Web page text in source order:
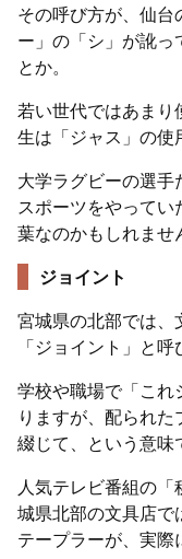
その呼び方が、仙
ー」の「シ」が訛
とか。
若い世代ではあま
生は「ジャス」の使
大学ラグビーの選
スポーツをやって
葉なのかもしれませ
ジョイント
宮城県の北部では、
「ジョイント」と呼
学校や職場で「これ
りますが、配られ
綴じて、という意味
人気テレビ番組の
城県北部の文具店で
テープラーが、実際